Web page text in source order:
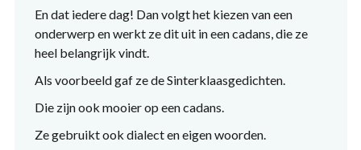
En dat iedere dag! Dan volgt het kiezen van een
onderwerp en werkt ze dit uit in een cadans, die ze
heel belangrijk vindt.
Als voorbeeld gaf ze de Sinterklaasgedichten.
Die zijn ook mooier op een cadans.
Ze gebruikt ook dialect en eigen woorden.